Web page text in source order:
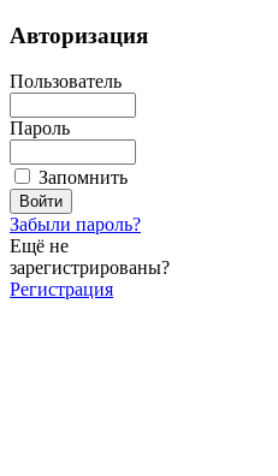
Авторизация
Пользователь
Пароль
Запомнить
Забыли пароль?
Ещё не
зарегистрированы?
Регистрация